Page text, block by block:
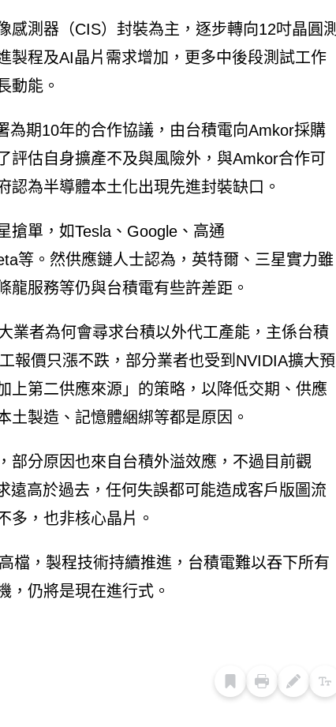
感測器（CIS）封裝為主，逐步轉向12吋晶圓測
製程及AI晶片需求增加，更多中後段測試工作
動能。
為期10年的合作協議，由台積電向Amkor採購
評估自身擴產不及與風險外，與Amkor合作可
認為半導體本土化出現先進封裝缺口。
搶單，如Tesla、Google、高通
等。然供應鏈人士認為，英特爾、三星實力雖
龍服務等仍與台積電有些許差距。
業者為何會尋求台積以外代工產能，主係台積
報價只漲不跌，部分業者也受到NVIDIA擴大預
上第二供應來源」的策略，以降低交期、供應
土製造、記憶體綑綁等都是原因。
部分原因也來自台積外溢效應，不過目前觀
遠高於過去，任何失誤都可能造成客戶版圖流
多，也非核心晶片。
檔，製程技術持續推進，台積電難以吞下所有
，仍將是現在進行式。